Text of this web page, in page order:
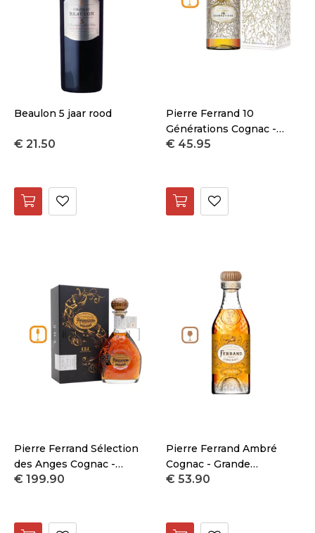
Beaulon 5 jaar rood
€ 21.50
Pierre Ferrand 10
Générations Cognac -
Grande Champagne
€ 45.95
Pierre Ferrand Sélection
des Anges Cognac -
Grande Champagne
€ 199.90
Pierre Ferrand Ambré
Cognac - Grande
Champagne
€ 53.90